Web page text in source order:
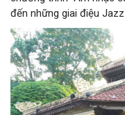
đến những giai điệu
nhận mới về Hà Nội.
Nội mùa thu” của nhạc
hiện lên bằng vẻ đẹp
khẳng định vai trò của
gian văn hóa cộng đồng
thành phố.